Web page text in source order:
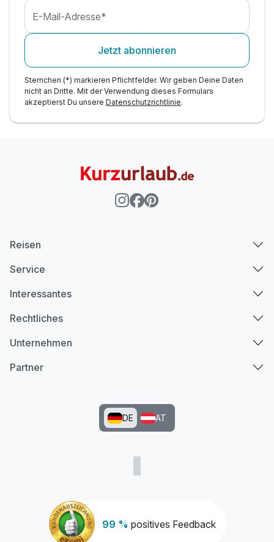
E-Mail-Adresse*
Jetzt abonnieren
Sternchen (*) markieren Pflichtfelder. Wir geben Deine Daten
nicht an Dritte. Mit der Verwendung dieses Formulars
akzeptierst Du unsere Datenschutzrichtlinie.
99 % positives Feedback
Reisen
Service
Interessantes
Rechtliches
Unternehmen
Partner
DE AT